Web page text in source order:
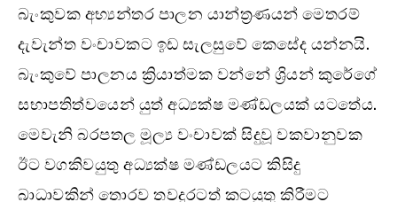
බැංකුවක අභ්‍යන්තර පාලන යාන්ත්‍රණයන් මෙතරම්
දැවැන්ත වංචාවකට ඉඩ සැලසුවේ කෙසේද යන්නයි.
බැංකුවේ පාලනය ක්‍රියාත්මක වන්නේ ශ්‍රියන් කුරේගේ
සභාපතිත්වයෙන් යුත් අධ්‍යක්ෂ මණ්ඩලයක් යටතේය.
මෙවැනි බරපතල මූල්‍ය වංචාවක් සිදුවූ වකවානුවක
ඊට වගකිවයුතු අධ්‍යක්ෂ මණ්ඩලයට කිසිදු
බාධාවකින් තොරව තවදුරටත් කටයුතු කිරීමට